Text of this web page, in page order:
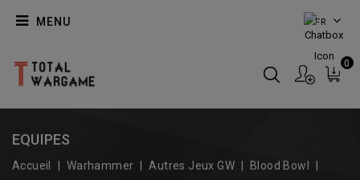
FR
MENU
0
EQUIPES
Accueil Warhammer Autres Jeux GW
Blood Bowl